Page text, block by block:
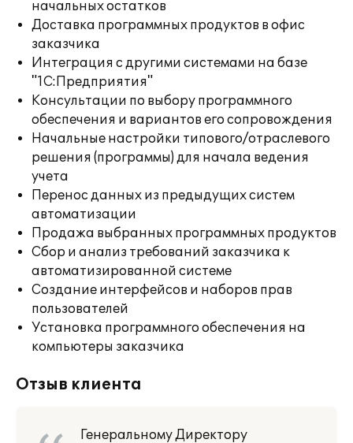
начальных остатков
Доставка программных продуктов в офис
заказчика
Интеграция с другими системами на базе
"1С:Предприятия"
Консультации по выбору программного
обеспечения и вариантов его сопровождения
Начальные настройки типового/отраслевого
решения (программы) для начала ведения
учета
Перенос данных из предыдущих систем
автоматизации
Продажа выбранных программных продуктов
Сбор и анализ требований заказчика к
автоматизированной системе
Создание интерфейсов и наборов прав
пользователей
Установка программного обеспечения на
компьютеры заказчика
Отзыв клиента
Генеральному Директору